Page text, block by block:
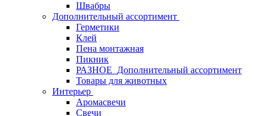
Швабры
Дополнительный ассортимент
Герметики
Клей
Пена монтажная
Пикник
РАЗНОЕ_Дополнительный ассортимент
Товары для животных
Интерьер
Аромасвечи
Свечи